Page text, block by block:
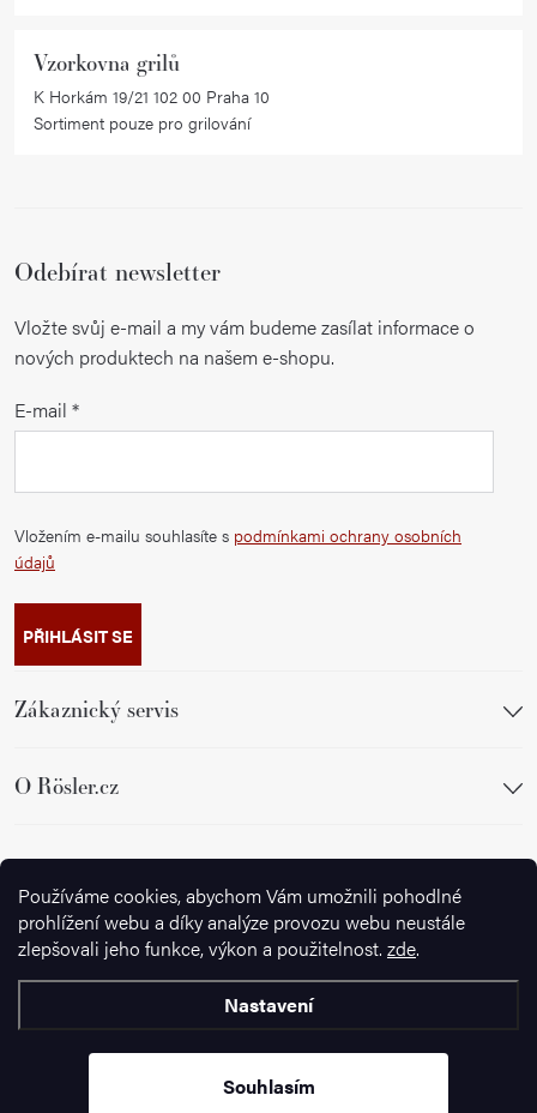
Používáme cookies, abychom Vám umožnili pohodlné
prohlížení webu a díky analýze provozu webu neustále
zlepšovali jeho funkce, výkon a použitelnost. zde.
Nastavení
Souhlasím
u
Vzorkovna grilů
K Horkám 19/21 102 00 Praha 10
Sortiment pouze pro grilování
Odebírat newsletter
Vložte svůj e-mail a my vám budeme zasílat informace o
nových produktech na našem e-shopu.
E-mail
Vložením e-mailu souhlasíte s podmínkami ochrany osobních
údajů
PŘIHLÁSIT SE
Zákaznický servis
O Rösler.cz
Sledujte nás